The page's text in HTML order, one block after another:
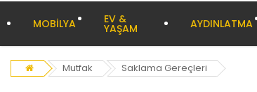
MOBİLYA EV &
YAŞAM AYDINLATMA
Mutfak Saklama Gereçleri